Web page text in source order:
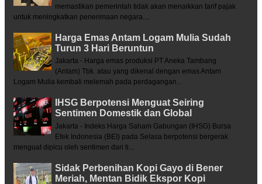
memastikan pemerintah tidak akan menaikkan tarif pajak
untuk meningkatkan penerimaan negara....
Harga Emas Antam Logam Mulia Sudah
Turun 3 Hari Beruntun
Jakarta - Harga emas produksi PT Aneka Tambang
(Antam) Tbk. atau yang dikenal dengan emas Antam
Logam Mulia kembali melemah pada perdagangan...
IHSG Berpotensi Menguat Seiring
Sentimen Domestik dan Global
Jakarta - Indeks Harga Saham Gabungan (IHSG) Bursa
Efek Indonesia (BEI) pada Selasa berpotensi bergerak
menguat dipicu oleh sentimen dari ti...
Sidak Perbenihan Kopi Gayo di Bener
Meriah, Mentan Bidik Ekspor Kopi